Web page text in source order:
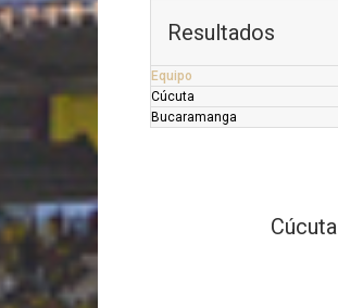
Resultados
Equipo
Cúcuta
Bucaramanga
Cúcuta